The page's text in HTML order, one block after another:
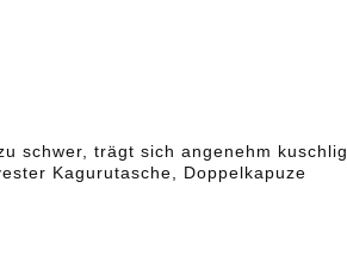
schwer, trägt sich angenehm kuschlig
Kagurutasche, Doppelkapuze